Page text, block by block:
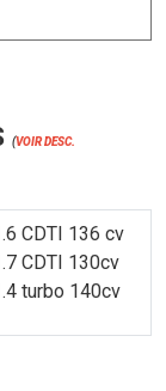
(VOIR DESC.
CDTI 136 cv
CDTI 130cv
turbo 140cv